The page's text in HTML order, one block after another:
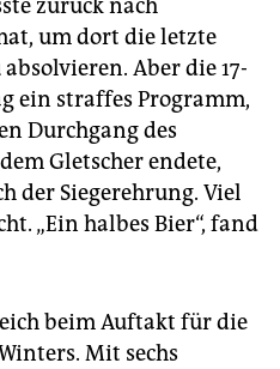
zurück nach
um dort die letzte
Aber die 17-
ein straffes Programm,
Durchgang des
Gletscher endete,
der Siegerehrung. Viel
„Ein halbes Bier“, fand
beim Auftakt für die
Mit sechs